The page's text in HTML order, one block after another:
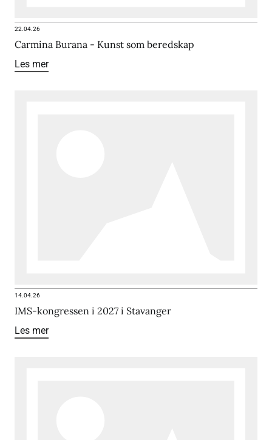
22.04.26
Carmina Burana - Kunst som beredskap
Les mer
14.04.26
IMS-kongressen i 2027 i Stavanger
Les mer